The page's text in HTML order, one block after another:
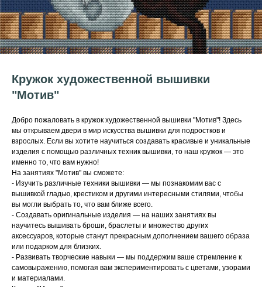
Кружок художественной вышивки
"Мотив"
Добро пожаловать в кружок художественной вышивки "Мотив"! Здесь
мы открываем двери в мир искусства вышивки для подростков и
взрослых. Если вы хотите научиться создавать красивые и уникальные
изделия с помощью различных техник вышивки, то наш кружок — это
именно то, что вам нужно!
На занятиях "Мотив" вы сможете:
- Изучить различные техники вышивки — мы познакомим вас с
вышивкой гладью, крестиком и другими интересными стилями, чтобы
вы могли выбрать то, что вам ближе всего.
- Создавать оригинальные изделия — на наших занятиях вы
научитесь вышивать броши, браслеты и множество других
аксессуаров, которые станут прекрасным дополнением вашего образа
или подарком для близких.
- Развивать творческие навыки — мы поддержим ваше стремление к
самовыражению, помогая вам экспериментировать с цветами, узорами
и материалами.